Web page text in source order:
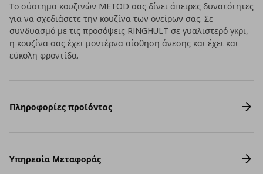
Το σύστημα κουζινών METOD σας δίνει άπειρες δυνατότητες
για να σχεδιάσετε την κουζίνα των ονείρων σας. Σε
συνδυασμό με τις προσόψεις RINGHULT σε γυαλιστερό γκρι,
η κουζίνα σας έχει μοντέρνα αίσθηση άνεσης και έχει και
εύκολη φροντίδα.
Πληροφορίες προϊόντος
Υπηρεσία Μεταφοράς